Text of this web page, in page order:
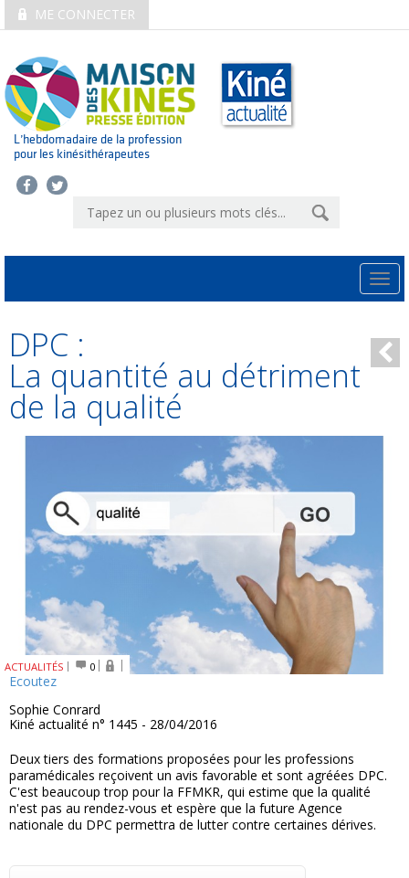
ME CONNECTER
L’hebdomadaire de la profession
pour les kinésithérapeutes
DPC :
La quantité au détriment
de la qualité
ACTUALITÉS 0
Ecoutez
Sophie Conrard
Kiné actualité n° 1445 - 28/04/2016
Deux tiers des formations proposées pour les professions
paramédicales reçoivent un avis favorable et sont agréées DPC.
C'est beaucoup trop pour la FFMKR, qui estime que la qualité
n'est pas au rendez-vous et espère que la future Agence
nationale du DPC permettra de lutter contre certaines dérives.